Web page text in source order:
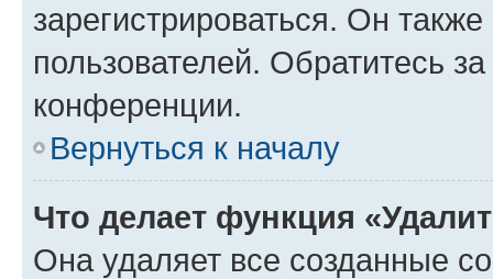
зарегистрироваться. Он
пользователей. Обратитесь
конференции.
Вернуться к началу
Что делает функция
Она удаляет все созданные